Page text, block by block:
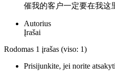
催我的客户一定要在我这
Autorius
Įrašai
Rodomas 1 įrašas (viso: 1)
Prisijunkite, jei norite